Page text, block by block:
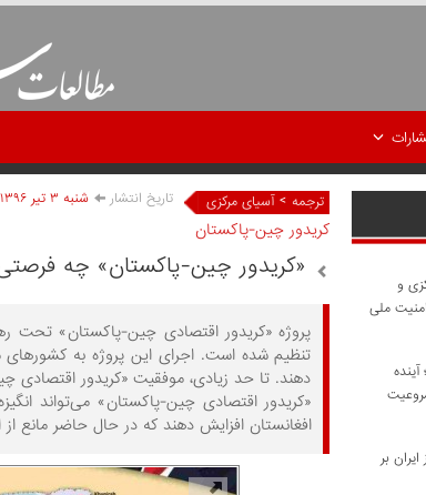
ترجمه > آسیای مرکزی تاریخ انتشار شنبه ۳ تير ۱۳۹۶ ساعت ۱۲:۰۷
کریدور چین-پاکستان
«کریدور چین-پاکستان» چه
پروژه «کریدور اقتصادی چین-پاکستان» تحت
تنظیم شده است. اجرای این پروژه به
دهند. تا حد زیادی، موفقیت «کریدور اقتصادی
«کریدور اقتصادی چین-پاکستان» می‌تواند
افغانستان افزایش دهند که در حال حاضر مانع
و
ملی
بر